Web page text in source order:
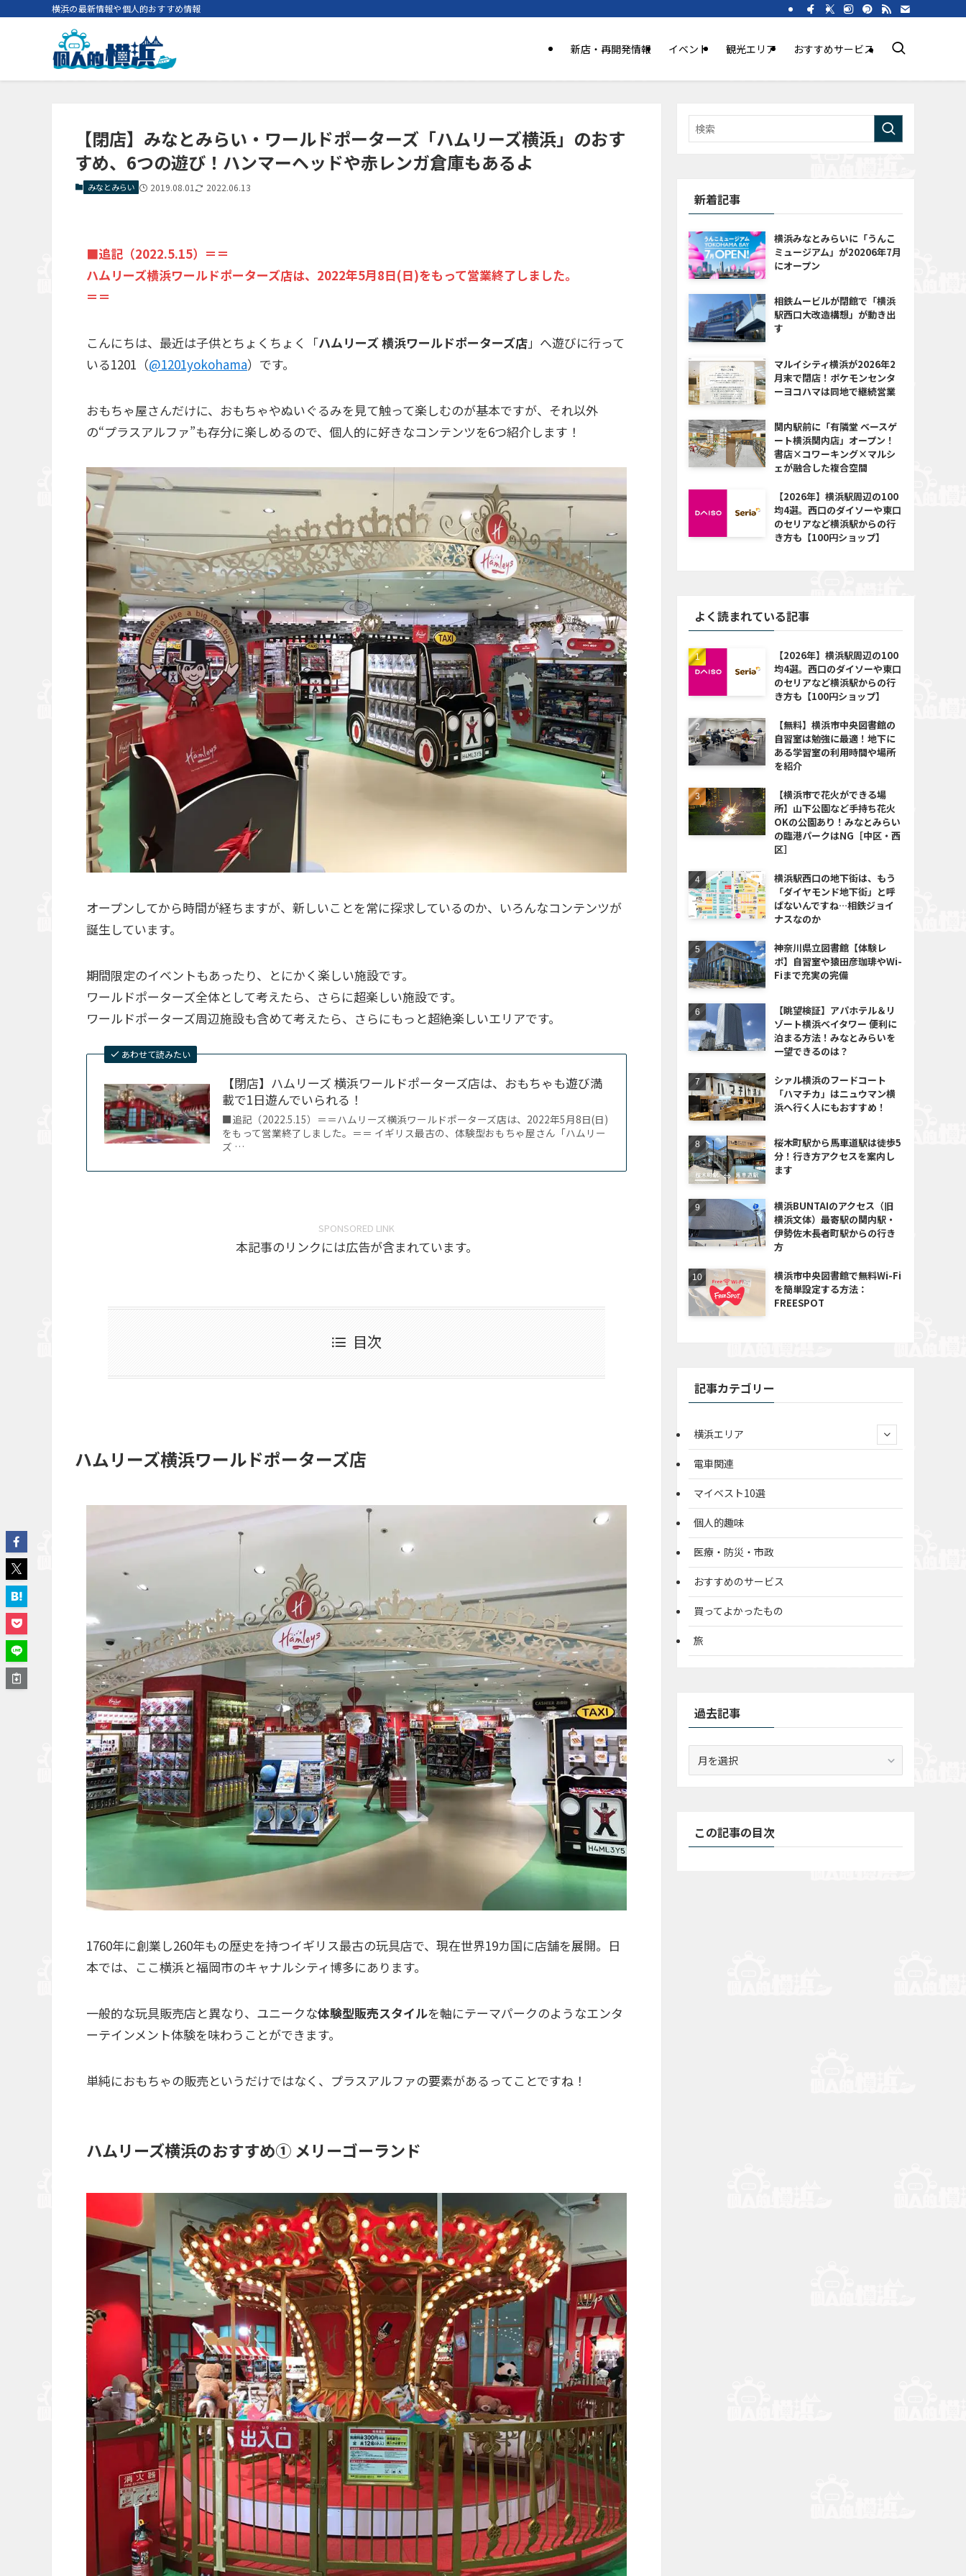
横浜の最新情報や個人的おすすめ情報
新店・再開発情報 イベント 観光エリア おすすめサービス
【閉店】みなとみらい・ワールドポーターズ「ハムリーズ横浜」のおす
すめ、6つの遊び！ハンマーヘッドや赤レンガ倉庫もあるよ
みなとみらい 2019.08.01 2022.06.13
■追記（2022.5.15）＝＝
ハムリーズ横浜ワールドポーターズ店は、2022年5月8日(日)をもって営業終了しました。
＝＝
こんにちは、最近は子供とちょくちょく「ハムリーズ 横浜ワールドポーターズ店」へ遊びに行って
いる1201（@1201yokohama）です。
おもちゃ屋さんだけに、おもちゃやぬいぐるみを見て触って楽しむのが基本ですが、それ以外
の“プラスアルファ”も存分に楽しめるので、個人的に好きなコンテンツを6つ紹介します！
オープンしてから時間が経ちますが、新しいことを常に探求しているのか、いろんなコンテンツが
誕生しています。
期間限定のイベントもあったり、とにかく楽しい施設です。
ワールドポーターズ全体として考えたら、さらに超楽しい施設です。
ワールドポーターズ周辺施設も含めて考えたら、さらにもっと超絶楽しいエリアです。
あわせて読みたい
【閉店】ハムリーズ 横浜ワールドポーターズ店は、おもちゃも遊び満
載で1日遊んでいられる！
■追記（2022.5.15）＝＝ハムリーズ横浜ワールドポーターズ店は、2022年5月8日(日)
をもって営業終了しました。＝＝ イギリス最古の、体験型おもちゃ屋さん「ハムリー
ズ …
SPONSORED LINK
本記事のリンクには広告が含まれています。
目次
ハムリーズ横浜ワールドポーターズ店
1760年に創業し260年もの歴史を持つイギリス最古の玩具店で、現在世界19カ国に店舗を展開。日
本では、ここ横浜と福岡市のキャナルシティ博多にあります。
一般的な玩具販売店と異なり、ユニークな体験型販売スタイルを軸にテーマパークのようなエンタ
ーテインメント体験を味わうことができます。
単純におもちゃの販売というだけではなく、プラスアルファの要素があるってことですね！
ハムリーズ横浜のおすすめ① メリーゴーランド
新着記事
横浜みなとみらいに「うんこ
ミュージアム」が20206年7月
にオープン
相鉄ムービルが閉館で「横浜
駅西口大改造構想」が動き出
す
マルイシティ横浜が2026年2
月末で閉店！ポケモンセンタ
ーヨコハマは同地で継続営業
関内駅前に「有隣堂 ベースゲ
ート横浜関内店」オープン！
書店×コワーキング×マルシ
ェが融合した複合空間
【2026年】横浜駅周辺の100
均4選。西口のダイソーや東口
のセリアなど横浜駅からの行
き方も【100円ショップ】
よく読まれている記事
【2026年】横浜駅周辺の100
均4選。西口のダイソーや東口
のセリアなど横浜駅からの行
き方も【100円ショップ】
【無料】横浜市中央図書館の
自習室は勉強に最適！地下に
ある学習室の利用時間や場所
を紹介
【横浜市で花火ができる場
所】山下公園など手持ち花火
OKの公園あり！みなとみらい
の臨港パークはNG［中区・西
区］
横浜駅西口の地下街は、もう
「ダイヤモンド地下街」と呼
ばないんですね…相鉄ジョイ
ナスなのか
神奈川県立図書館【体験レ
ポ】自習室や猿田彦珈琲やWi-
Fiまで充実の完備
【眺望検証】アパホテル＆リ
ゾート横浜ベイタワー 便利に
泊まる方法！みなとみらいを
一望できるのは？
シァル横浜のフードコート
「ハマチカ」はニュウマン横
浜へ行く人にもおすすめ！
桜木町駅から馬車道駅は徒歩5
分！行き方アクセスを案内し
ます
横浜BUNTAIのアクセス（旧
横浜文体）最寄駅の関内駅・
伊勢佐木長者町駅からの行き
方
横浜市中央図書館で無料Wi-Fi
を簡単設定する方法：
FREESPOT
記事カテゴリー
横浜エリア
電車関連
マイベスト10選
個人的趣味
医療・防災・市政
おすすめのサービス
買ってよかったもの
旅
過去記事
この記事の目次